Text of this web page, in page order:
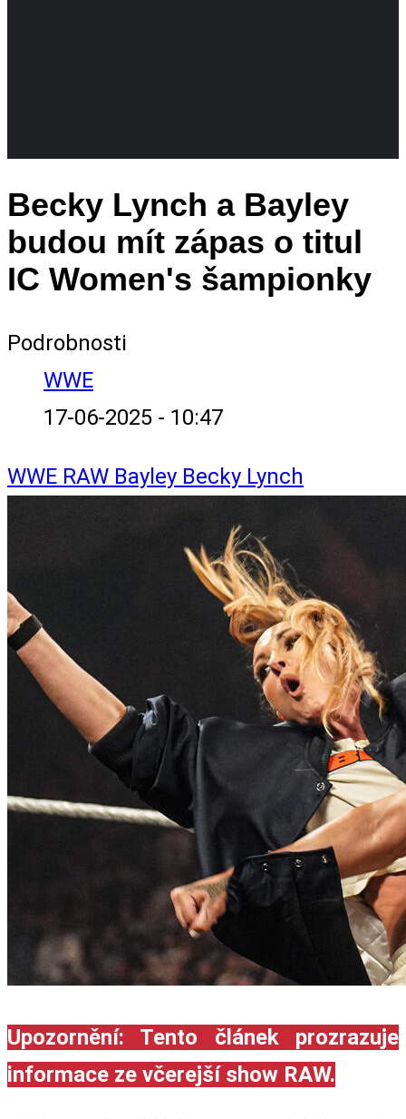
Becky Lynch a Bayley
budou mít zápas o titul
IC Women's šampionky
Podrobnosti
WWE
17-06-2025 - 10:47
WWE RAW Bayley Becky Lynch
Upozornění: Tento článek prozrazuje
informace ze včerejší show RAW.